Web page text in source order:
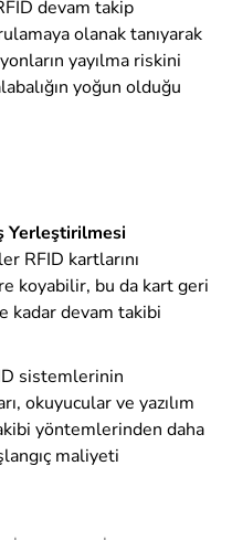
devam takip
olanak tanıyarak
yayılma riskini
yoğun olduğu
Yerleştirilmesi
RFID kartlarını
koyabilir, bu da kart geri
kadar devam takibi
sistemlerinin
okuyucular ve yazılım
yöntemlerinden daha
maliyeti